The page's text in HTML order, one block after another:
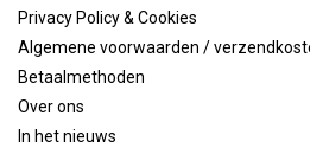
Privacy Policy & Cookies
Algemene voorwaarden /
Betaalmethoden
Over ons
In het nieuws